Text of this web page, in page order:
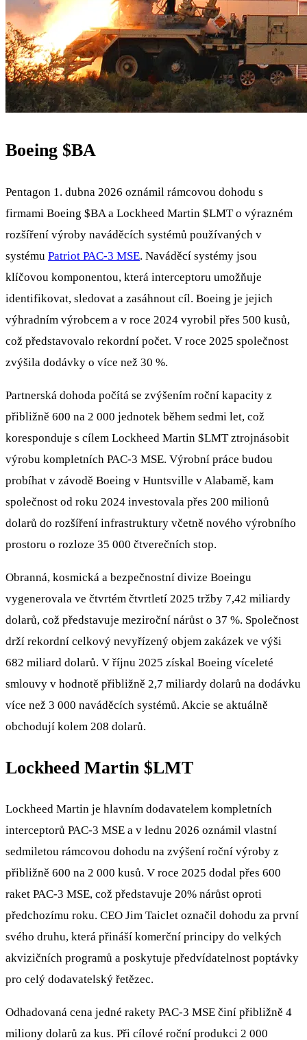
Boeing $BA
Pentagon 1. dubna 2026 oznámil rámcovou dohodu s
firmami Boeing $BA a Lockheed Martin $LMTo výrazném
rozšíření výroby naváděcích systémů používaných v
systému Patriot PAC-3 MSE. Naváděcí systémy jsou
klíčovou komponentou, která interceptoru umožňuje
identifikovat, sledovat a zasáhnout cíl. Boeing je jejich
výhradním výrobcem a v roce 2024 vyrobil přes 500 kusů,
což představovalo rekordní počet. V roce 2025 společnost
zvýšila dodávky o více než 30 %.
Partnerská dohoda počítá se zvýšením roční kapacity z
přibližně 600 na 2 000 jednotek během sedmi let, což
koresponduje s cílem Lockheed Martin $LMTztrojnásobit
výrobu kompletních PAC-3 MSE. Výrobní práce budou
probíhat v závodě Boeing v Huntsville v Alabamě, kam
společnost od roku 2024 investovala přes 200 milionů
dolarů do rozšíření infrastruktury včetně nového výrobního
prostoru o rozloze 35 000 čtverečních stop.
Obranná, kosmická a bezpečnostní divize Boeingu
vygenerovala ve čtvrtém čtvrtletí 2025 tržby 7,42 miliardy
dolarů, což představuje meziroční nárůst o 37 %. Společnost
drží rekordní celkový nevyřízený objem zakázek ve výši
682 miliard dolarů. V říjnu 2025 získal Boeing víceleté
smlouvy v hodnotě přibližně 2,7 miliardy dolarů na dodávku
více než 3 000 naváděcích systémů. Akcie se aktuálně
obchodují kolem 208 dolarů.
Lockheed Martin $LMT
Lockheed Martin je hlavním dodavatelem kompletních
interceptorů PAC-3 MSE a v lednu 2026 oznámil vlastní
sedmiletou rámcovou dohodu na zvýšení roční výroby z
přibližně 600 na 2 000 kusů. V roce 2025 dodal přes 600
raket PAC-3 MSE, což představuje 20% nárůst oproti
předchozímu roku. CEO Jim Taiclet označil dohodu za první
svého druhu, která přináší komerční principy do velkých
akvizičních programů a poskytuje předvídatelnost poptávky
pro celý dodavatelský řetězec.
Odhadovaná cena jedné rakety PAC-3 MSE činí přibližně 4
miliony dolarů za kus. Při cílové roční produkci 2 000